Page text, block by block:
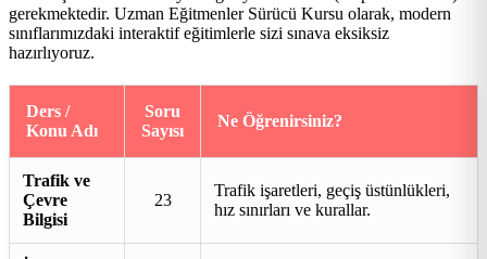
gerekmektedir. Uzman Eğitmenler Sürücü Kursu olarak, modern
sınıflarımızdaki interaktif eğitimlerle sizi sınava eksiksiz
hazırlıyoruz.
Ders /
Konu Adı
Soru
Sayısı
Ne Öğrenirsiniz?
Trafik ve
Çevre
Bilgisi
23
Trafik işaretleri, geçiş üstünlükleri,
hız sınırları ve kurallar.